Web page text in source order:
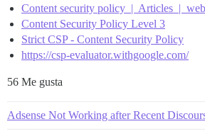
Content security policy | Articles |
Content Security Policy Level 3
Strict CSP - Content Security Policy
https://csp-evaluator.withgoogle.com/
56 Me gusta
Adsense Not Working after Recent